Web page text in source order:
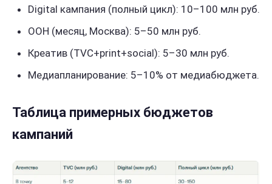
Digital кампания (полный цикл): 10–100 млн руб.
OOH (месяц, Москва): 5–50 млн руб.
Креатив (TVC+print+social): 5–30 млн руб.
Медиапланирование: 5–10% от медиабюджета.
Таблица примерных бюджетов
кампаний